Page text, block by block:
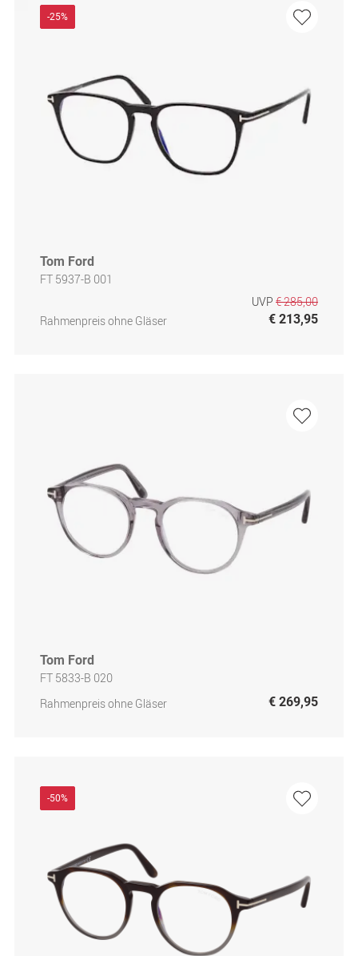
-25%
Tom Ford
FT 5937-B 001
Rahmenpreis ohne Gläser
UVP € 285,00
€ 213,95
Tom Ford
FT 5833-B 020
Rahmenpreis ohne Gläser
€ 269,95
-50%